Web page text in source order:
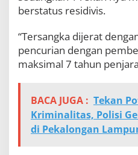
berstatus residivis.
“Tersangka dijerat
pencurian dengan
maksimal 7 tahun
BACA JUGA : Tekan
Kriminalitas, Polisi
di Pekalongan